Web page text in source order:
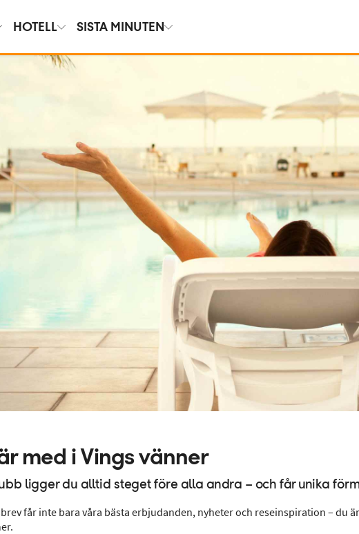
HOTELL SISTA MINUTEN
med i Vings vänner
ligger du alltid steget före alla andra – och får unika
får inte bara våra bästa erbjudanden, nyheter och reseinspiration – du